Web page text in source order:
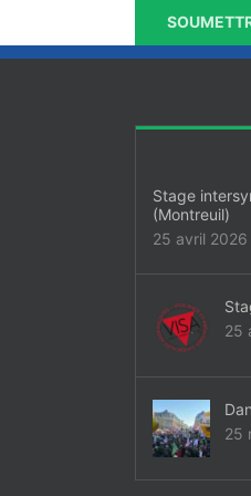
Stage
(Montreuil)
25 avril 2026
25
25